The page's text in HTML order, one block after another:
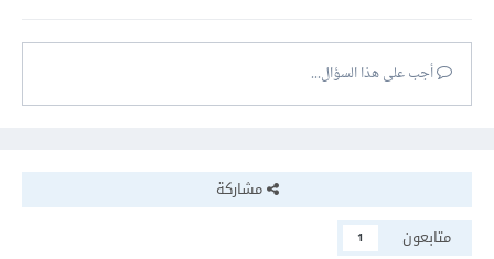
أجب على هذا السؤال...
مشاركة
متابعون
1